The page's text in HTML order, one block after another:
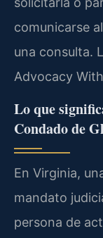
comunicarse al
una consulta.
Advocacy
Lo que
Condado de
En Virginia,
mandato
persona de